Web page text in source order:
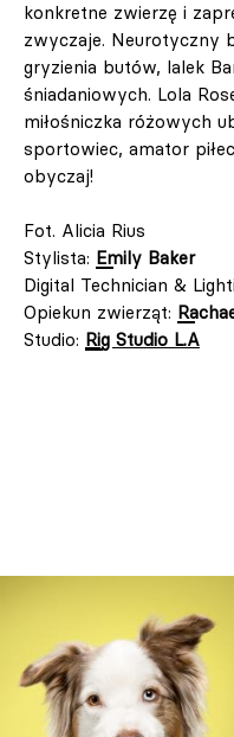
konkretne zwierzę i
zwyczaje. Neurotyczny
gryzienia butów, lalek
śniadaniowych. Lola
miłośniczka różowych
sportowiec, amator
obyczaj!
Fot. Alicia Rius
Stylista: Emily Baker
Digital Technician &
Opiekun zwierząt:
Studio: Rig Studio L.A